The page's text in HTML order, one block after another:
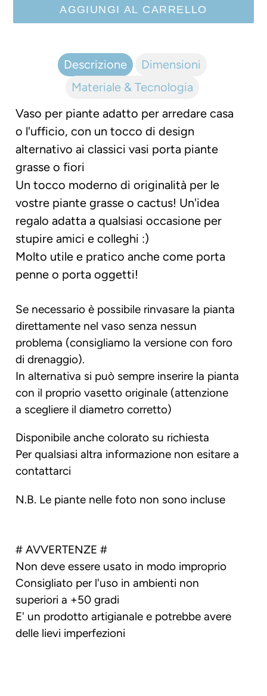
AGGIUNGI AL CARRELLO
carrello
Descrizione
Vaso per piante adatto per arredare casa
o l'ufficio, con un tocco di design
alternativo ai classici vasi porta piante
grasse o fiori
Un tocco moderno di originalità per le
vostre piante grasse o cactus! Un'idea
regalo adatta a qualsiasi occasione per
stupire amici e colleghi :)
Molto utile e pratico anche come porta
penne o porta oggetti!
Se necessario è possibile rinvasare la pianta
direttamente nel vaso senza nessun
problema (consigliamo la versione con foro
di drenaggio).
In alternativa si può sempre inserire la pianta
con il proprio vasetto originale (attenzione
a scegliere il diametro corretto)
Disponibile anche colorato su richiesta
Per qualsiasi altra informazione non esitare a
contattarci
N.B. Le piante nelle foto non sono incluse
# AVVERTENZE #
Non deve essere usato in modo improprio
Consigliato per l'uso in ambienti non
superiori a +50 gradi
E' un prodotto artigianale e potrebbe avere
delle lievi imperfezioni
Dimensioni
Materiale & Tecnologia